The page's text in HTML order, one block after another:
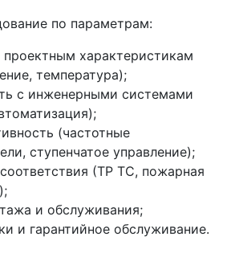
по параметрам:
проектным характеристикам
температура);
с инженерными системами
(частотные
ступенчатое управление);
(ТР ТС, пожарная
и обслуживания;
и гарантийное обслуживание.